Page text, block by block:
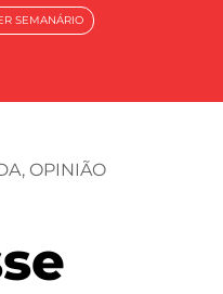
SEMANÁRIO
, OPINIÃO